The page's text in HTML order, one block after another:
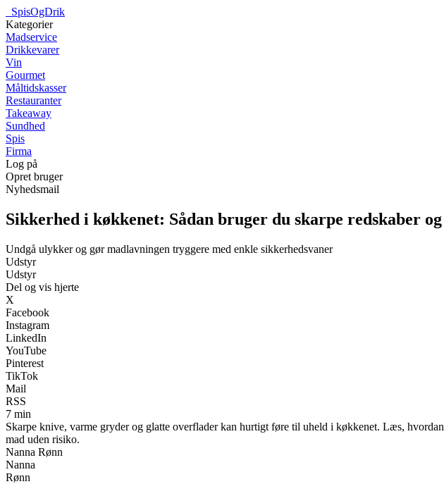
SpisOgDrik
Kategorier
Madservice
Drikkevarer
Vin
Gourmet
Måltidskasser
Restauranter
Takeaway
Sundhed
Spis
Firma
Log på
Opret bruger
Nyhedsmail
Sikkerhed i køkkenet: Sådan bruger du skarpe redskaber
Undgå ulykker og gør madlavningen tryggere med enkle sikkerhedsvaner
Udstyr
Udstyr
Del og vis hjerte
X
Facebook
Instagram
LinkedIn
YouTube
Pinterest
TikTok
Mail
RSS
7 min
Skarpe knive, varme gryder og glatte overflader kan hurtigt føre til uheld i køkkenet. Læs,
mad uden risiko.
Nanna Rønn
Nanna
Rønn